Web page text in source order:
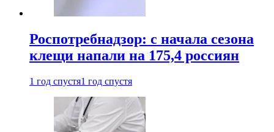
Роспотребнадзор: с начала сезона
клещи напали на 175,4 россиян
1 год спустя1 год спустя